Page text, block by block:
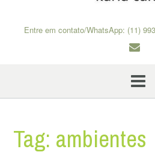
Entre em contato/WhatsApp: (11)
Tag: ambientes